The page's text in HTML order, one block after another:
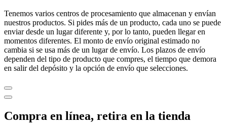
Tenemos varios centros de procesamiento que almacenan y envían
nuestros productos. Si pides más de un producto, cada uno se puede
enviar desde un lugar diferente y, por lo tanto, pueden llegar en
momentos diferentes. El monto de envío original estimado no
cambia si se usa más de un lugar de envío. Los plazos de envío
dependen del tipo de producto que compres, el tiempo que demora
en salir del depósito y la opción de envío que selecciones.
Compra en línea, retira en la tienda